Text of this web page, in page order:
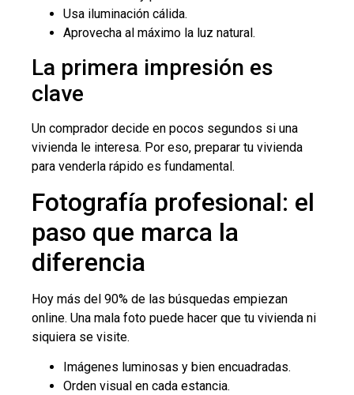
Usa iluminación cálida.
Aprovecha al máximo la luz natural.
La primera impresión es
clave
Un comprador decide en pocos segundos si una
vivienda le interesa. Por eso, preparar tu vivienda
para venderla rápido es fundamental.
Fotografía profesional: el
paso que marca la
diferencia
Hoy más del 90% de las búsquedas empiezan
online. Una mala foto puede hacer que tu vivienda ni
siquiera se visite.
Imágenes luminosas y bien encuadradas.
Orden visual en cada estancia.